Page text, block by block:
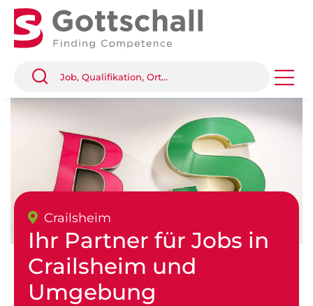
Crailsheim
Ihr Partner für Jobs in
Crailsheim und
Umgebung